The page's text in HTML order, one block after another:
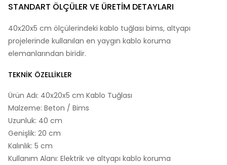
STANDART ÖLÇÜLER VE ÜRETIM DETAYLARI
40x20x5 cm ölçülerindeki kablo tuğlası bims, altyapı
projelerinde kullanılan en yaygın kablo koruma
elemanlarından biridir.
TEKNIK ÖZELLIKLER
Ürün Adı: 40x20x5 cm Kablo Tuğlası
Malzeme: Beton / Bims
Uzunluk: 40 cm
Genişlik: 20 cm
Kalınlık: 5 cm
Kullanım Alanı: Elektrik ve altyapı kablo koruma